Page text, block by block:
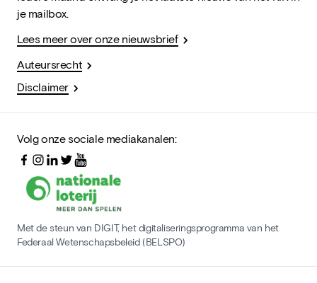
je mailbox.
Lees meer over onze nieuwsbrief
Auteursrecht
Disclaimer
Volg onze sociale mediakanalen:
Met de steun van DIGIT, het digitaliseringsprogramma van het
Federaal Wetenschapsbeleid (BELSPO)